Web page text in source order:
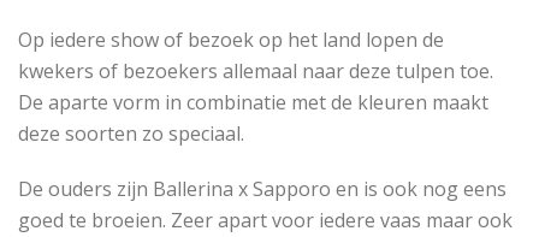
Op iedere show of bezoek op het land lopen de
kwekers of bezoekers allemaal naar deze tulpen toe.
De aparte vorm in combinatie met de kleuren maakt
deze soorten zo speciaal.
De ouders zijn Ballerina x Sapporo en is ook nog eens
goed te broeien. Zeer apart voor iedere vaas maar ook